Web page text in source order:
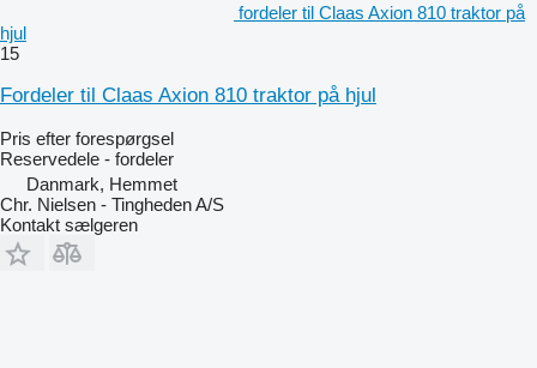
fordeler til Claas Axion 810 traktor på
hjul
15
Fordeler til Claas Axion 810 traktor på hjul
Pris efter forespørgsel
Reservedele - fordeler
Danmark, Hemmet
Chr. Nielsen - Tingheden A/S
Kontakt sælgeren